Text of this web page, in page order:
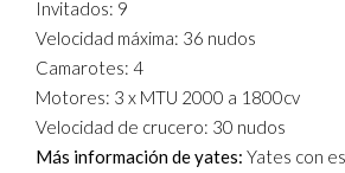
Invitados: 9
Velocidad máxima: 36 nudos
Camarotes: 4
Motores: 3 x MTU 2000 a 1800cv
Velocidad de crucero: 30 nudos
Más información de yates: Yates con